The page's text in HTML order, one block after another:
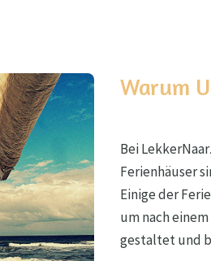
Warum
Bei
Ferienhäuser
Einige der
um nach
gestaltet und